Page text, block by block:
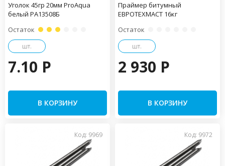
Уголок 45гр 20мм ProAqua
белый PA13508Б
Остаток
шт.
7.10 P
В КОРЗИНУ
Праймер битумный
ЕВРОТЕХМАСТ 16кг
Остаток
шт.
2 930 P
В КОРЗИНУ
Код: 9969 Код: 9972